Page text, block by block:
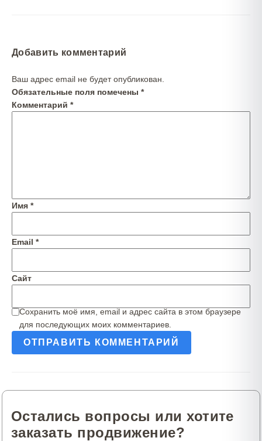
Добавить комментарий
Ваш адрес email не будет опубликован.
Обязательные поля помечены *
Комментарий *
Имя *
Email *
Сайт
Сохранить моё имя, email и адрес сайта в этом браузере
для последующих моих комментариев.
Остались вопросы или хотите
заказать продвижение?